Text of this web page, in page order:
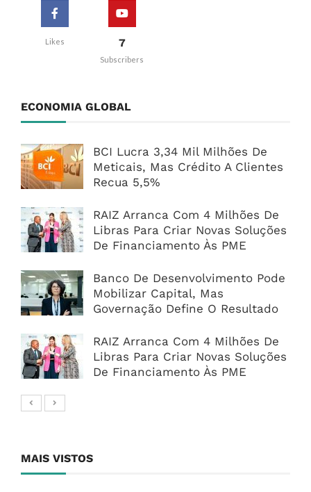
Likes 7
Subscribers
ECONOMIA GLOBAL
BCI Lucra 3,34 Mil Milhões De
Meticais, Mas Crédito A Clientes
Recua 5,5%
RAIZ Arranca Com 4 Milhões De
Libras Para Criar Novas Soluções
De Financiamento Às PME
Banco De Desenvolvimento Pode
Mobilizar Capital, Mas
Governação Define O Resultado
RAIZ Arranca Com 4 Milhões De
Libras Para Criar Novas Soluções
De Financiamento Às PME
MAIS VISTOS